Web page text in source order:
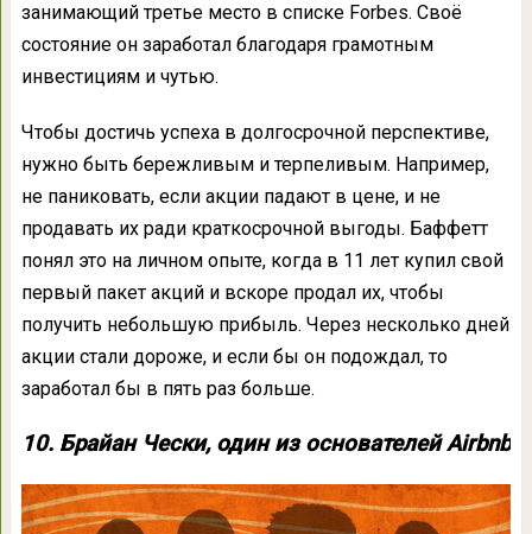
занимающий третье место в списке Forbes. Своё
состояние он заработал благодаря грамотным
инвестициям и чутью.
Чтобы достичь успеха в долгосрочной перспективе,
нужно быть бережливым и терпеливым. Например,
не паниковать, если акции падают в цене, и не
продавать их ради краткосрочной выгоды. Баффетт
понял это на личном опыте, когда в 11 лет купил свой
первый пакет акций и вскоре продал их, чтобы
получить небольшую прибыль. Через несколько дней
акции стали дороже, и если бы он подождал, то
заработал бы в пять раз больше.
10. Брайан Чески, один из основателей Airbnb